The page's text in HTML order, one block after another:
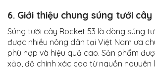
6. Giới thiệu chung súng tưới
Súng tưới cây Rocket 53 là dòng súng
được nhiều nông dân tại Việt Nam ưa
phù hợp và hiệu quả cao. Sản phẩm
xảo, độ chính xác cao từ nguồn nguyên